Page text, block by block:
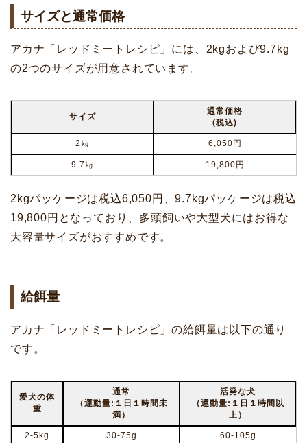
サイズと通常価格
アカナ「レッドミートレシピ」には、2kgおよび9.7kg
の2つのサイズが用意されています。
サイズ
通常価格
(税込)
2㎏ 6,050円
9.7㎏ 19,800円
2kgパッケージは税込6,050円、9.7kgパッケージは税込
19,800円となっており、多頭飼いや大型犬にはお得な
大容量サイズがおすすめです。
給餌量
アカナ「レッドミートレシピ」の給餌量は以下の通り
です。
愛犬の体
重
通常
（運動量:１日１時間未
満）
活発な犬
（運動量:１日１時間以
上）
2-5kg 30-75g
60-105g